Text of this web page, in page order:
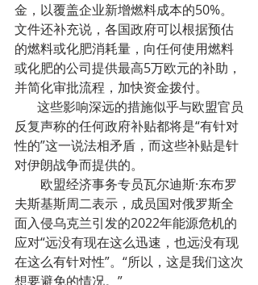
金，以覆盖企业新增燃料成本的50%。
文件还补充说，各国政府可以根据预估
的燃料或化肥消耗量，向任何使用燃料
或化肥的公司提供最高5万欧元的补助，
并简化审批流程，加快资金拨付。
反复声称的任何政府补贴都将是“有针对
性的”这一说法相矛盾，而这些补贴是针
对伊朗战争而提供的。
夫斯基斯周二表示，成员国对俄罗斯全
面入侵乌克兰引发的2022年能源危机的
应对“远没有现在这么迅速，也远没有现
在这么有针对性”。“所以，这是我们这次
想要避免的情况。”